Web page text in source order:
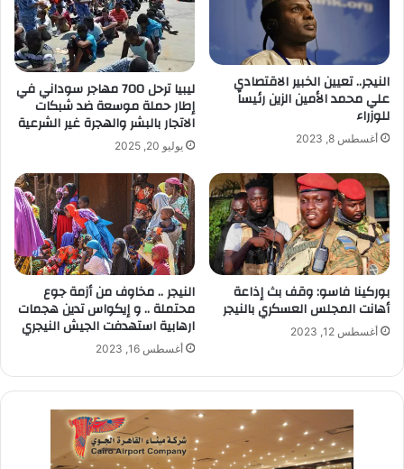
النيجر.. تعيين الخبير الاقتصادي
علي محمد الأمين الزين رئيساً
للوزراء
أغسطس 8, 2023
ليبيا ترحل 700 مهاجر سوداني في
إطار حملة موسعة ضد شبكات
الاتجار بالبشر والهجرة غير الشرعية
يوليو 20, 2025
بوركينا فاسو: وقف بث إذاعة
أهانت المجلس العسكري بالنيجر
أغسطس 12, 2023
النيجر .. مخاوف من أزمة جوع
محتملة .. و إيكواس تدين هجمات
ارهابية استهدفت الجيش النيجري
أغسطس 16, 2023